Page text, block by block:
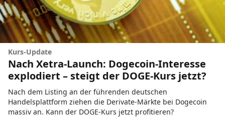
Kurs-Update
Nach Xetra-Launch: Dogecoin-Interesse
explodiert – steigt der DOGE-Kurs jetzt?
Nach dem Listing an der führenden deutschen
Handelsplattform ziehen die Derivate-Märkte bei Dogecoin
massiv an. Kann der DOGE-Kurs jetzt profitieren?